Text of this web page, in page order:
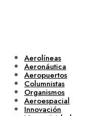
Aerolíneas
Aeronáutica
Aeropuertos
Columnistas
Organismos
Aeroespacial
Innovación